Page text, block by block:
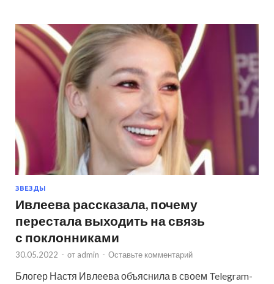
ЗВЕЗДЫ
Ивлеева рассказала, почему
перестала выходить на связь
с поклонниками
30.05.2022 - от admin - Оставьте комментарий
Блогер Настя Ивлеева объяснила в своем Telegram-